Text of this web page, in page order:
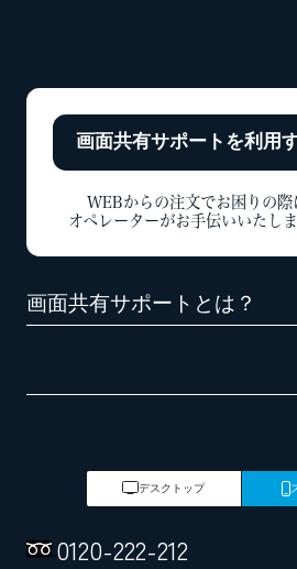
画面共有サポートを利用
WEBからの注文でお困りの際
オペレーターがお手伝いいたしま
画面共有サポートとは？
デスクトップ
0120-222-212